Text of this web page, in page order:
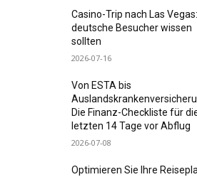
Casino-Trip nach Las
deutsche Besucher wissen
sollten
2026-07-16
Von ESTA bis
Die Finanz-Checkliste für
letzten 14 Tage vor Abflug
2026-07-08
Optimieren Sie Ihre